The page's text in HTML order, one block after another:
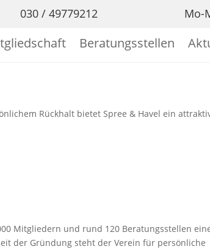
030 / 49779212 Mo-
Beratungsstellen
Rückhalt bietet Spree & Havel ein
Mitgliedern und rund 120 Beratungsstellen
der Gründung steht der Verein für persönliche